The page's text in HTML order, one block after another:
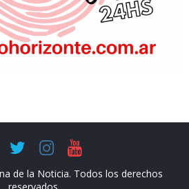
de la Noticia. Todos los derechos